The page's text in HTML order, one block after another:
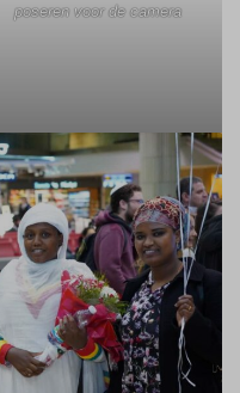
poseren voor de camera